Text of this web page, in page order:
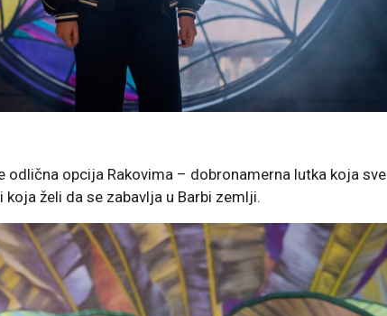
odlična opcija Rakovima – dobronamerna lutka koja sve
želi da se zabavlja u Barbi zemlji.